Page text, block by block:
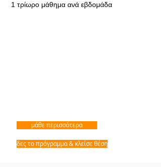
1 τρίωρο μάθημα ανά εβδομάδα
μάθε περισσότερα
δες το πρόγραμμα & κλείσε θέση